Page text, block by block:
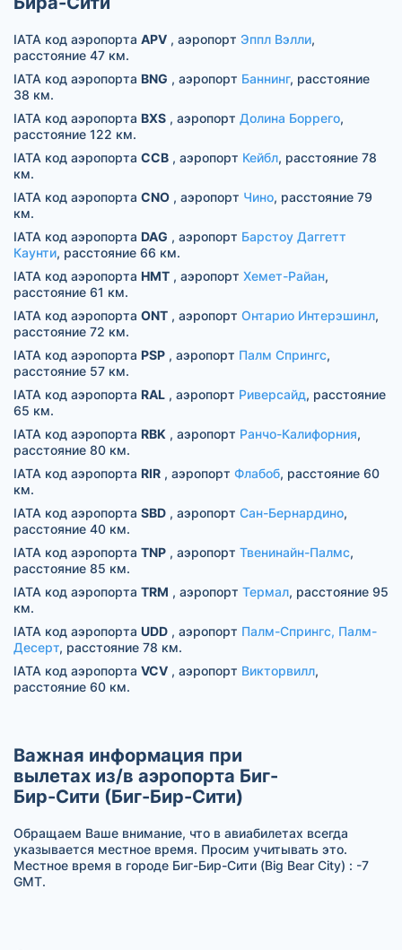
IATA код аэропорта APV , аэропорт Эппл Вэлли,
расстояние 47 км.
IATA код аэропорта BNG , аэропорт Баннинг, расстояние
38 км.
IATA код аэропорта BXS , аэропорт Долина Боррего,
расстояние 122 км.
IATA код аэропорта CCB , аэропорт Кейбл, расстояние 78
км.
IATA код аэропорта CNO , аэропорт Чино, расстояние 79
км.
IATA код аэропорта DAG , аэропорт Барстоу Даггетт
Каунти, расстояние 66 км.
IATA код аэропорта HMT , аэропорт Хемет-Райан,
расстояние 61 км.
IATA код аэропорта ONT , аэропорт Онтарио Интерэшинл,
расстояние 72 км.
IATA код аэропорта PSP , аэропорт Палм Спрингс,
расстояние 57 км.
IATA код аэропорта RAL , аэропорт Риверсайд, расстояние
65 км.
IATA код аэропорта RBK , аэропорт Ранчо-Калифорния,
расстояние 80 км.
IATA код аэропорта RIR , аэропорт Флабоб, расстояние 60
км.
IATA код аэропорта SBD , аэропорт Сан-Бернардино,
расстояние 40 км.
IATA код аэропорта TNP , аэропорт Твенинайн-Палмс,
расстояние 85 км.
IATA код аэропорта TRM , аэропорт Термал, расстояние 95
км.
IATA код аэропорта UDD , аэропорт Палм-Спрингс, Палм-
Десерт, расстояние 78 км.
IATA код аэропорта VCV , аэропорт Викторвилл,
расстояние 60 км.
Важная информация при
вылетах из/в аэропорта Биг-
Бир-Сити (Биг-Бир-Сити)
Обращаем Ваше внимание, что в авиабилетах всегда
указывается местное время. Просим учитывать это.
Местное время в городе Биг-Бир-Сити (Big Bear City) : -7
GMT.